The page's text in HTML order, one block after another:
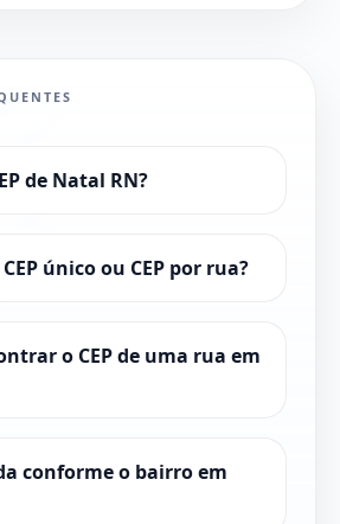
de Natal RN?
único ou CEP por rua?
o CEP de uma rua em
conforme o bairro em